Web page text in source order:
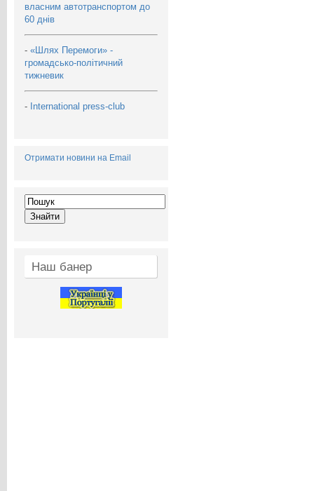
власним автотранспортом до
60 днів
- «Шлях Перемоги» -
громадсько-політичний
тижневик
- International press-club
Отримати новини на Email
Наш банер